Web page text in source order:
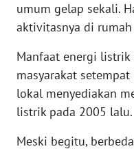
umum gelap sekali.
aktivitasnya di rumah
Manfaat energi
masyarakat
lokal menyediakan
listrik pada 2005 lalu.
Meski begitu,
WN
JABAR
BANTEN
WN